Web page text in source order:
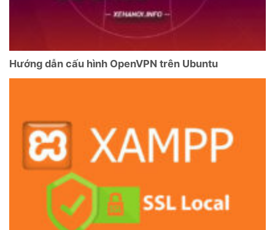
Hướng dẫn cấu hình OpenVPN trên Ubuntu